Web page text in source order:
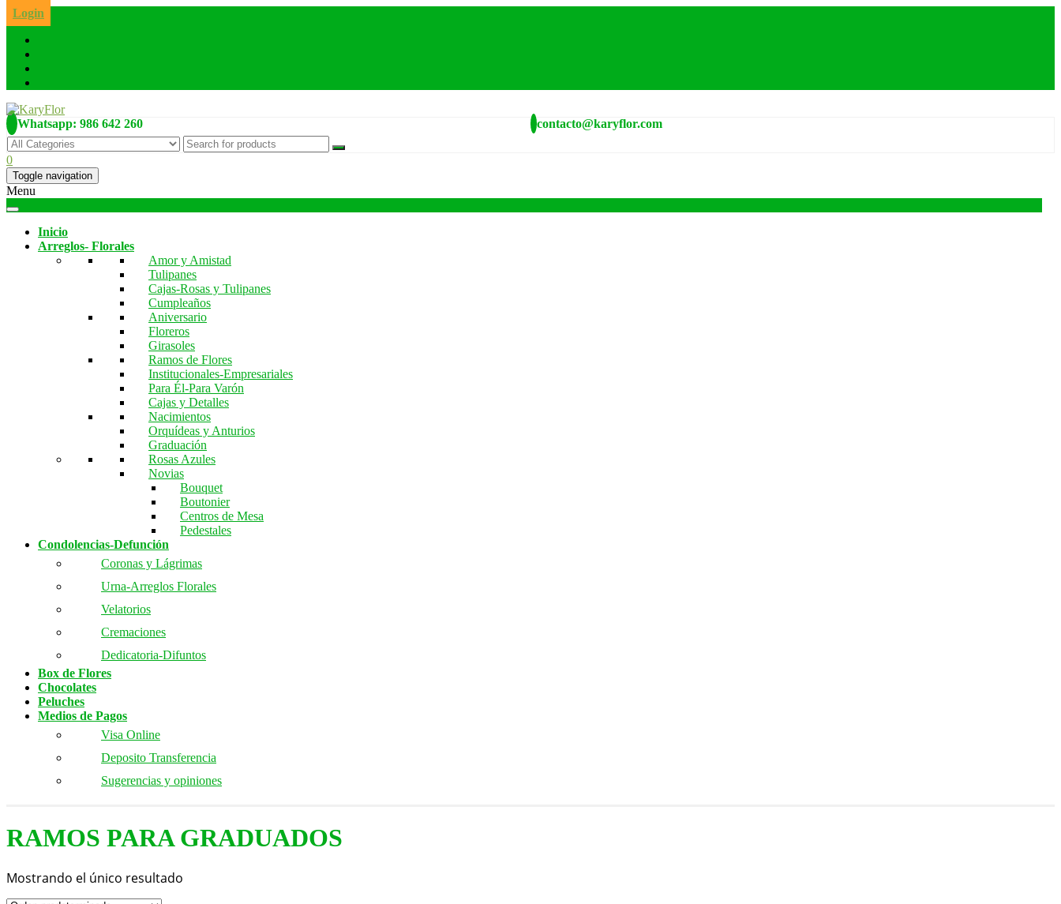
Skip
to
content
Login
Whatsapp: 986 642 260 contacto@karyflor.com
0
Toggle navigation
Menu
Inicio
Arreglos- Florales
Amor y Amistad
Tulipanes
Cajas-Rosas y Tulipanes
Cumpleaños
Aniversario
Floreros
Girasoles
Ramos de Flores
Institucionales-Empresariales
Para Él-Para Varón
Cajas y Detalles
Nacimientos
Orquídeas y Anturios
Graduación
Rosas Azules
Novias
Bouquet
Boutonier
Centros de Mesa
Pedestales
Condolencias-Defunción
Coronas y Lágrimas
Urna-Arreglos Florales
Velatorios
Cremaciones
Dedicatoria-Difuntos
Box de Flores
Chocolates
Peluches
Medios de Pagos
Visa Online
Deposito Transferencia
Sugerencias y opiniones
RAMOS PARA GRADUADOS
Mostrando el único resultado